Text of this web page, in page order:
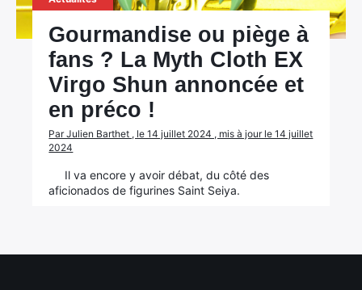
Gourmandise ou piège à
fans ? La Myth Cloth EX
Virgo Shun annoncée et
en préco !
Par Julien Barthet , le 14 juillet 2024 , mis à jour le 14 juillet
2024
Il va encore y avoir débat, du côté des
aficionados de figurines Saint Seiya.
Rechercher